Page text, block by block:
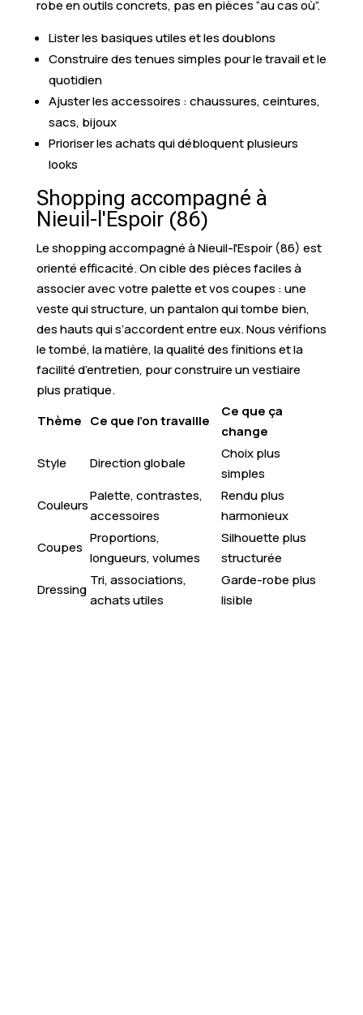
robe en outils concrets, pas en pièces “au cas où”.
Lister les basiques utiles et les doublons
Construire des tenues simples pour le travail et le
quotidien
Ajuster les accessoires : chaussures, ceintures,
sacs, bijoux
Prioriser les achats qui débloquent plusieurs
looks
Shopping accompagné à
Nieuil-l'Espoir (86)
Le shopping accompagné à Nieuil-l'Espoir (86) est
orienté efficacité. On cible des pièces faciles à
associer avec votre palette et vos coupes : une
veste qui structure, un pantalon qui tombe bien,
des hauts qui s’accordent entre eux. Nous vérifions
le tombé, la matière, la qualité des finitions et la
facilité d’entretien, pour construire un vestiaire
plus pratique.
Thème Ce que l’on travaille
Ce que ça
change
Style
Direction globale
Choix plus
simples
Couleurs
Palette, contrastes,
accessoires
Rendu plus
harmonieux
Coupes
Proportions,
longueurs, volumes
Silhouette plus
structurée
Dressing
Tri, associations,
achats utiles
Garde-robe plus
lisible